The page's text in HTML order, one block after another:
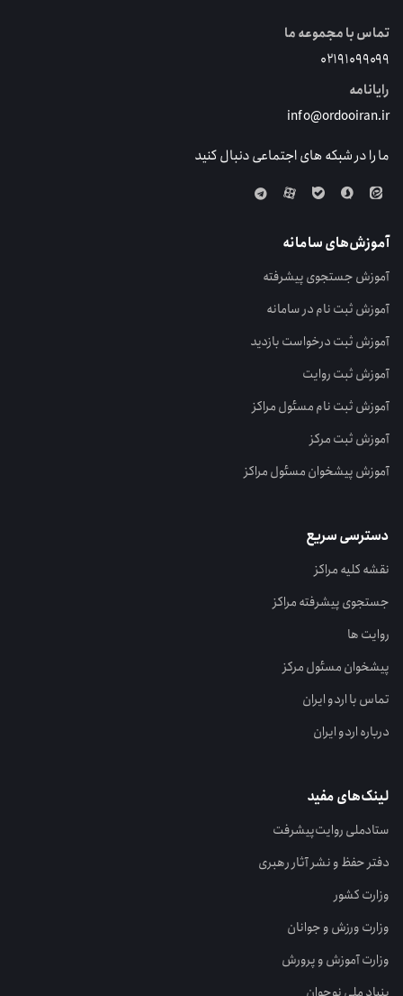
تماس با مجموعه ما
۰۲۱۹۱۰۹۹۰۹۹
رایانامه
info@ordooiran.ir
ما را در شبکه های اجتماعی دنبال کنید
آموزش‌های سامانه
آموزش جستجوی پیشرفته
آموزش ثبت نام در سامانه
آموزش ثبت درخواست بازدید
آموزش ثبت روایت
آموزش ثبت نام مسئول مراکز
آموزش ثبت مرکز
آموزش پیشخوان مسئول مراکز
دسترسی سریع
نقشه کلیه مراکز
جستجوی پیشرفته مراکز
روایت ها
پیشخوان مسئول مرکز
تماس با اردو ایران
درباره اردو ایران
لینک‌های مفید
ستاد‌ملی روایت‌پیشرفت
دفتر حفظ و نشر آثار رهبری
وزارت کشور
وزارت ورزش و جوانان
وزارت آموزش و پرورش